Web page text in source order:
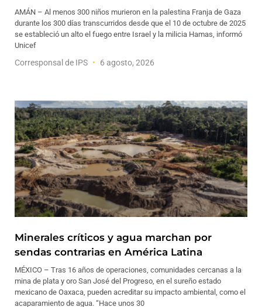
AMÁN – Al menos 300 niños murieron en la palestina Franja de Gaza
durante los 300 días transcurridos desde que el 10 de octubre de 2025
se estableció un alto el fuego entre Israel y la milicia Hamas, informó
Unicef
Corresponsal de IPS 6 agosto, 2026
Minerales críticos y agua marchan por
sendas contrarias en América Latina
MÉXICO – Tras 16 años de operaciones, comunidades cercanas a la
mina de plata y oro San José del Progreso, en el sureño estado
mexicano de Oaxaca, pueden acreditar su impacto ambiental, como el
acaparamiento de agua. “Hace unos 30